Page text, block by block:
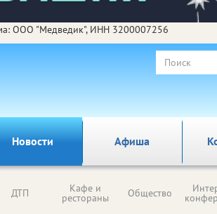
ООО "Медведик", ИНН 3200007256
Новости Афиша
ДТП Кафе и
рестораны Общество